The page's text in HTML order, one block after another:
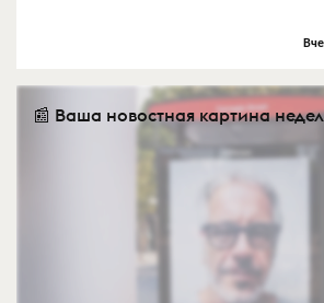
📰 Ваша новостная картина